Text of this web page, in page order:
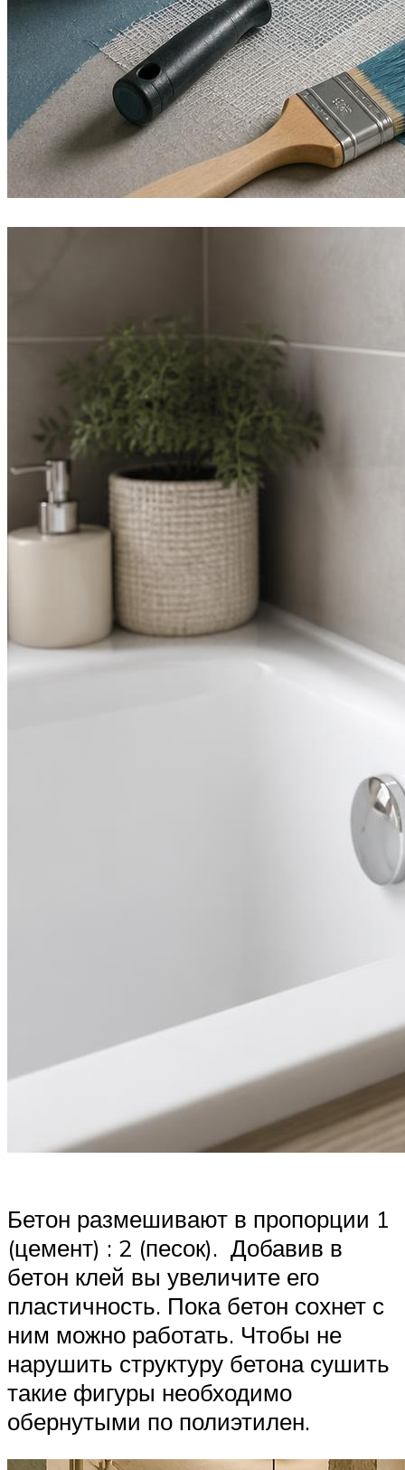
Бетон размешивают в пропорции 1
(цемент) : 2 (песок). Добавив в
бетон клей вы увеличите его
пластичность. Пока бетон сохнет с
ним можно работать. Чтобы не
нарушить структуру бетона сушить
такие фигуры необходимо
обернутыми по полиэтилен.